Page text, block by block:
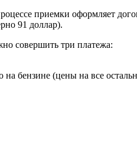
приемки оформляет
91 доллар).
совершить три платежа:
на бензине (цены на все